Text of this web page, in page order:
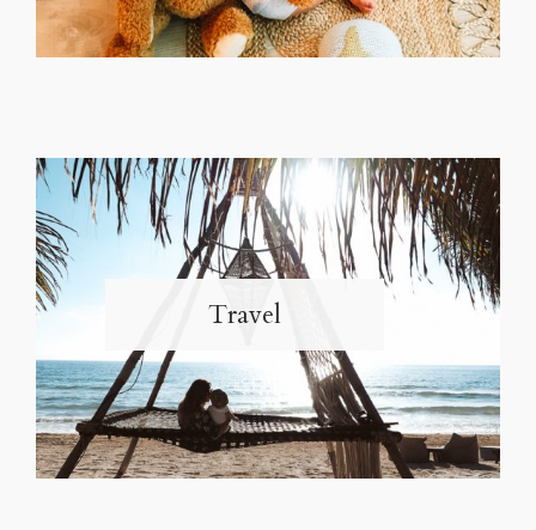
Travel